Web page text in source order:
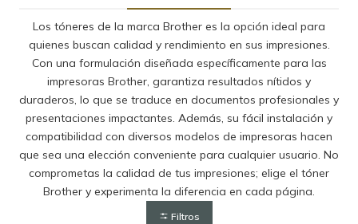
Los tóneres de la marca Brother es la opción ideal para
quienes buscan calidad y rendimiento en sus impresiones.
Con una formulación diseñada específicamente para las
impresoras Brother, garantiza resultados nítidos y
duraderos, lo que se traduce en documentos profesionales y
presentaciones impactantes. Además, su fácil instalación y
compatibilidad con diversos modelos de impresoras hacen
que sea una elección conveniente para cualquier usuario. No
comprometas la calidad de tus impresiones; elige el tóner
Brother y experimenta la diferencia en cada página.
Filtros